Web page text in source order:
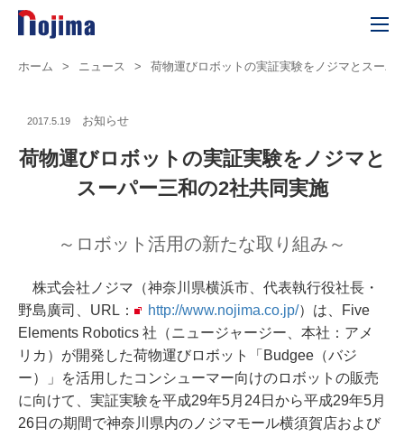
ホーム > ニュース > 荷物運びロボットの実証実験をノジマとスーパ
2017.5.19 お知らせ
荷物運びロボットの実証実験をノジマと
スーパー三和の2社共同実施
～ロボット活用の新たな取り組み～
株式会社ノジマ（神奈川県横浜市、代表執行役社長・
野島廣司、URL：
http://www.nojima.co.jp/）は、Five
Elements Robotics 社（ニュージャージー、本社：アメ
リカ）が開発した荷物運びロボット「Budgee（バジ
ー）」を活用したコンシューマー向けのロボットの販売
に向けて、実証実験を平成29年5月24日から平成29年5月
26日の期間で神奈川県内のノジマモール横須賀店および